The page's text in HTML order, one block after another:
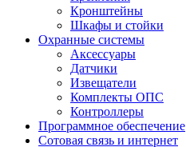
Кронштейны
Шкафы и стойки
Охранные системы
Аксессуары
Датчики
Извещатели
Комплекты ОПС
Контроллеры
Программное обеспечение
Сотовая связь и интернет